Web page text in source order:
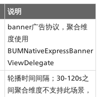
说明
banner广告协议，聚合维
度使用
BUMNativeExpressBanner
ViewDelegate
轮播时间间隔；30-120s之
间聚合维度不支持此场景，